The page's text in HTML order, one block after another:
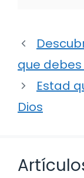
que
Estad
Dios